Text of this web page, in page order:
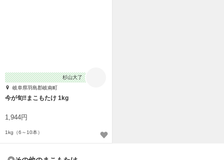
杉山大了
岐阜県羽島郡岐南町
今が旬‼︎まこもたけ 1kg
1,944円
1kg（6～10本）